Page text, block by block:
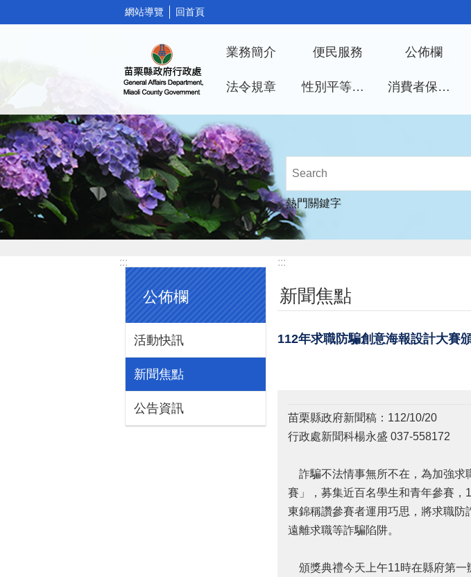
:::
網站導覽 回首頁
業務簡介 便民服務 公佈欄
法令規章 性別平等專區 消費者保護專區
熱門關鍵字
:::
公佈欄
活動快訊
新聞焦點
公告資訊
:::
新聞焦點
112年求職防騙創意海報設計大
苗栗縣政府新聞稿：112/10/20
行政處新聞科楊永盛 037-558172
詐騙不法情事無所不在，為加強求
賽」，募集近百名學生和青年參賽
東錦稱讚參賽者運用巧思，將求職防
遠離求職等詐騙陷阱。
頒獎典禮今天上午11時在縣府第一